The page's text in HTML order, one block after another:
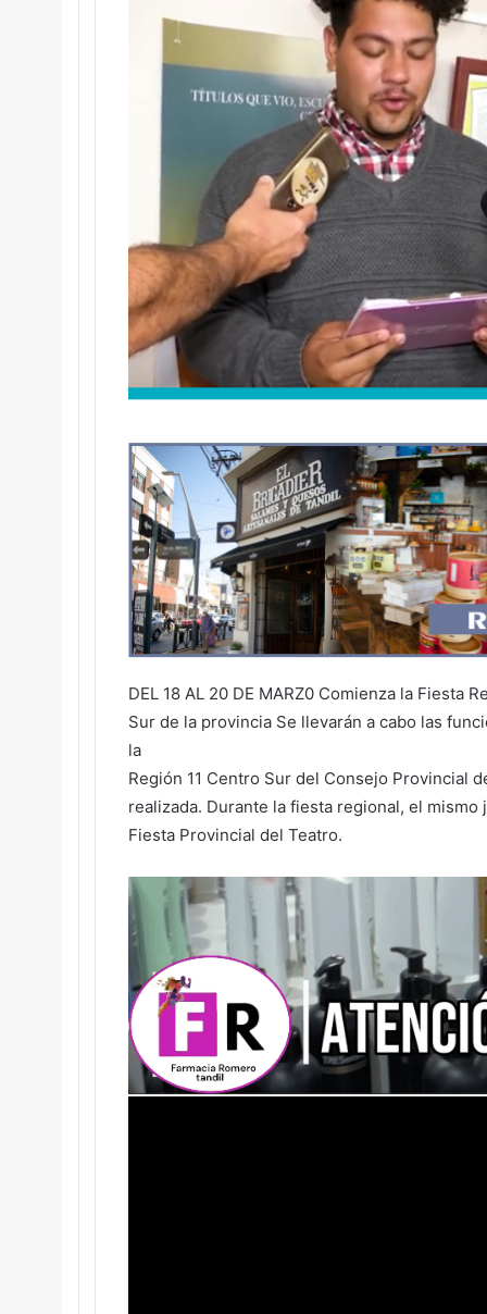
DEL 18 AL 20 DE MARZ0 Comienza la Fiesta
Sur de la provincia Se llevarán a cabo las
la
Región 11 Centro Sur del Consejo Provincial
realizada. Durante la fiesta regional, el
Fiesta Provincial del Teatro.